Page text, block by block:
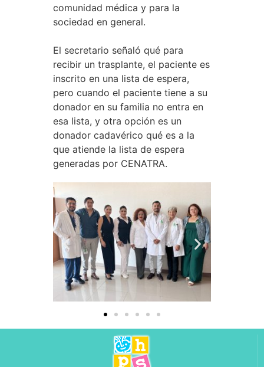
comunidad médica y para la
sociedad en general.
El secretario señaló qué para
recibir un trasplante, el paciente es
inscrito en una lista de espera,
pero cuando el paciente tiene a su
donador en su familia no entra en
esa lista, y otra opción es un
donador cadavérico qué es a la
que atiende la lista de espera
generadas por CENATRA.